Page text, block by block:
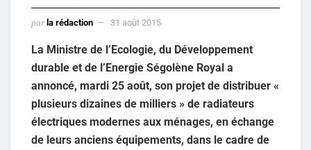
par la rédaction 31 août 2015
La Ministre de l’Ecologie, du Développement
durable et de l’Energie Ségolène Royal a
annoncé, mardi 25 août, son projet de distribuer «
plusieurs dizaines de milliers » de radiateurs
électriques modernes aux ménages, en échange
de leurs anciens équipements, dans le cadre de